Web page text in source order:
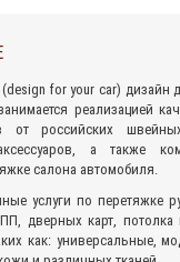
for your car) дизайн
реализацией
от российских
, а также
салона автомобиля.
услуги по перетяжке
дверных карт, потолка
как: универсальные,